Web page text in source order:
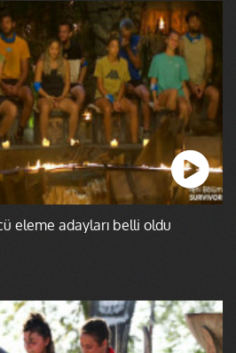
eleme adayları belli oldu